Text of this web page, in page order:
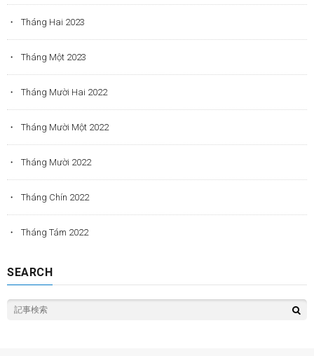
Tháng Hai 2023
Tháng Một 2023
Tháng Mười Hai 2022
Tháng Mười Một 2022
Tháng Mười 2022
Tháng Chín 2022
Tháng Tám 2022
SEARCH